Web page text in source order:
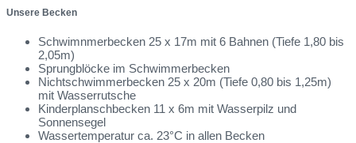
Unsere Becken
Schwimnmerbecken 25 x 17m mit 6 Bahnen (Tiefe 1,80 bis
2,05m)
Sprungblöcke im Schwimmerbecken
Nichtschwimmerbecken 25 x 20m (Tiefe 0,80 bis 1,25m)
mit Wasserrutsche
Kinderplanschbecken 11 x 6m mit Wasserpilz und
Sonnensegel
Wassertemperatur ca. 23°C in allen Becken